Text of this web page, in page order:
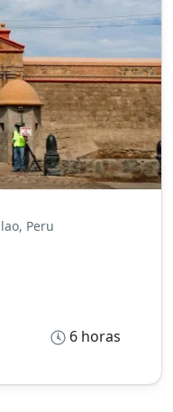
Peru
6 horas